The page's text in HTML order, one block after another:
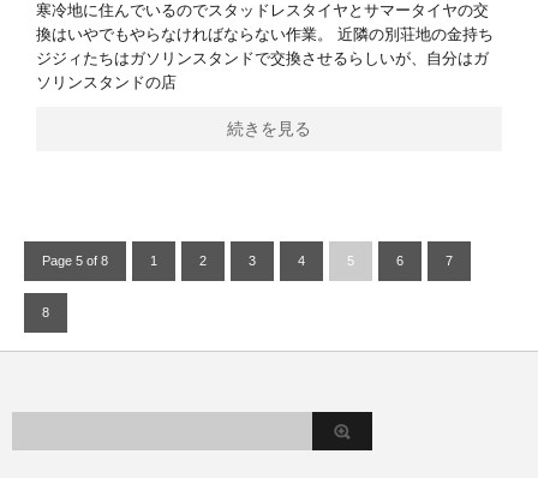
寒冷地に住んでいるのでスタッドレスタイヤとサマータイヤの交
換はいやでもやらなければならない作業。 近隣の別荘地の金持ち
ジジィたちはガソリンスタンドで交換させるらしいが、自分はガ
ソリンスタンドの店
続きを見る
Page 5 of 8 1 2 3 4 5 6 7
8